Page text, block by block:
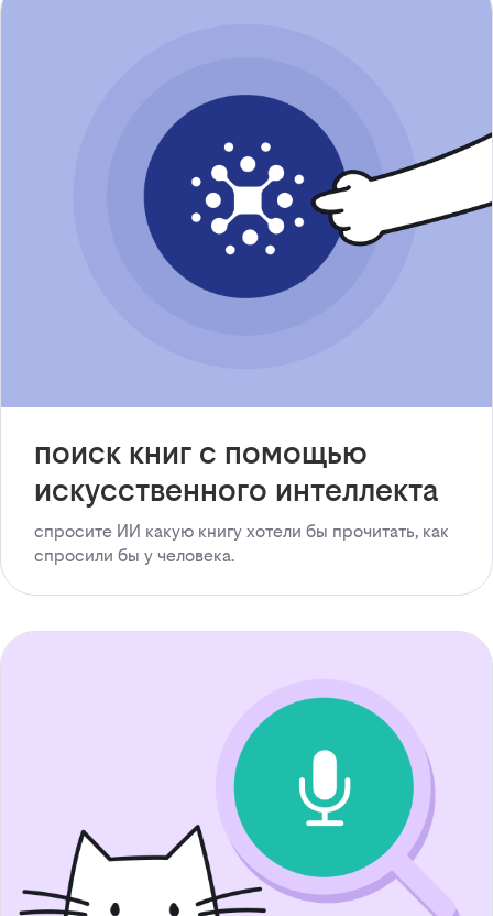
поиск книг с помощью
искусственного интеллекта
спросите ИИ какую книгу хотели бы прочитать, как
спросили бы у человека.